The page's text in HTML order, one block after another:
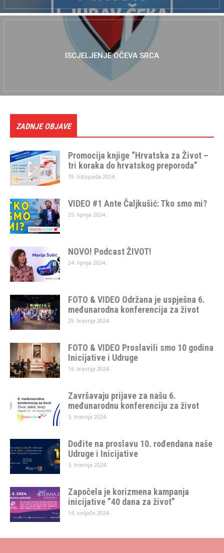
ISCJELJENJE OČEVA SRCA
ZADNJE OBJAVE
Promocija knjige “Hrvatska za Život –
tri koraka do hrvatskog preporoda”
19. listopada 2024.
VIDEO #1 Ante Čaljkušić: Tko smo mi?
25. lipnja 2024.
NOVO! Podcast ŽIVOT!
24. lipnja 2024.
FOTO & VIDEO Održana je uspješna 6.
međunarodna konferencija za život
29. travnja 2024.
FOTO & VIDEO Proslavili smo 10 godina
Inicijative i Udruge
16. travnja 2024.
Završavaju prijave za našu 6.
međunarodnu konferenciju za život
5. travnja 2024.
Dođite na proslavu 10. rođendana naše
Udruge i Inicijative
5. travnja 2024.
Započela je korizmena kampanja
inicijative ”40 dana za život”
14. veljače 2024.